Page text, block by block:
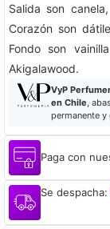
Salida son
Corazón son
Fondo son
Akigalawood.
VyP
en Chile,
permanente
Paga con
Se despacha: